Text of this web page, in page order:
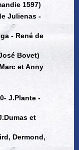
1597)
Julienas -
- René de
Bovet)
et Anny
-J.Plante -
et
Dermond,